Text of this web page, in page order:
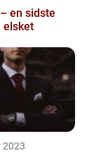
en sidste
elsket
2023